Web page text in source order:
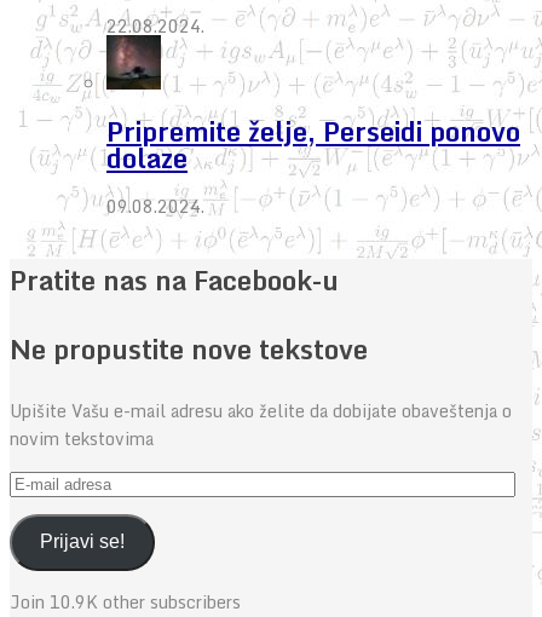
22.08.2024.
Pripremite želje, Perseidi ponovo
dolaze
09.08.2024.
Pratite nas na Facebook-u
Ne propustite nove tekstove
Upišite Vašu e-mail adresu ako želite da dobijate obaveštenja o
novim tekstovima
E-
mail
adresaPrijavi se!
Join 10.9K other subscribers